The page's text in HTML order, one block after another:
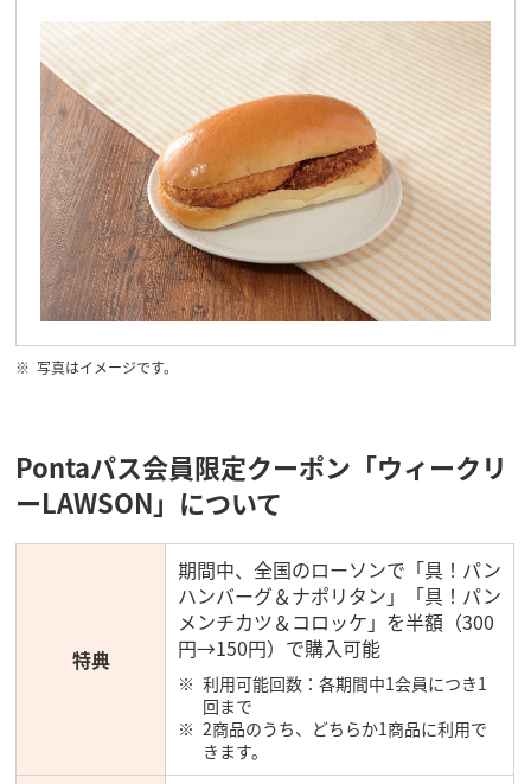
写真はイメージです。
Pontaパス会員限定クーポン「ウィークリ
ーLAWSON」について
特典
期間中、全国のローソンで「具！パン
ハンバーグ＆ナポリタン」「具！パン
メンチカツ＆コロッケ」を半額（300
円→150円）で購入可能
利用可能回数：各期間中1会員につき1
回まで
2商品のうち、どちらか1商品に利用で
きます。